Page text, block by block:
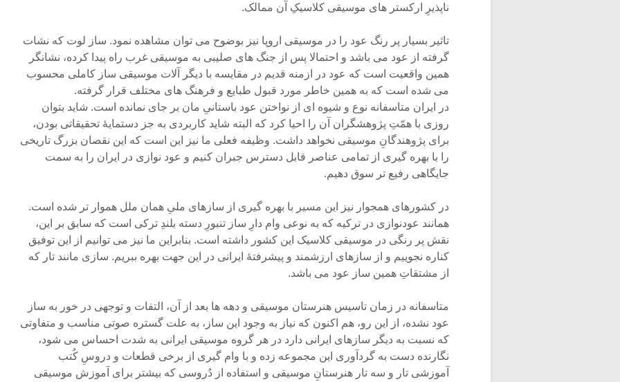
ناپذیرِ ارکستر های موسیقی کلاسیکِ آن ممالک.
تاثیر بسیار پر رنگ عود را در موسیقی اروپا نیز بوضوح می توان مشاهده نمود. ساز لوت که نشات
گرفته از عود می باشد و احتمالا پس از جنگ های صلیبی به موسیقی غرب راه پیدا کرده، نشانگر
همین واقعیت است که عود در ازمنه قدیم در مقایسه با دیگر آلات موسیقی ساز کاملی محسوب
می شده است که به همین خاطر مورد قبول طبایع و فرهنگ های مختلف قرار گرفته.
در ایران متاسفانه نوع و شیوه ای از نواختن عود باستانیِ مان بر جای نمانده است. شاید بتوان
روزی با همّتِ پژوهشگران آن را احیا کرد که البته شاید کاربردی به جز دستمایۀ تحقیقاتی بودن،
برای پژوهندگانِ موسیقی نخواهد داشت. وظیفه فعلی ما نیز این است که این نقصان بزرگ تاریخی
را با بهره گیری از تمامی عناصر قابل دسترس جبران کنیم و عود نوازی در ایران را به سمت
جایگاهی رفیع تر سوق دهیم.
در کشورهای همجوار نیز این مسیر با بهره گیری از سازهای ملیِ همان ملل هموار تر شده است.
همانند عودنوازی در ترکیه که به نوعی وام دارِ ساز تنبورِ دسته بلندِ ترکی است که سابق بر این،
نقش پر رنگی در موسیقی کلاسیک این کشور داشته است. بنابراین ما نیز می توانیم از این توفیق
کناره نجوییم و از سازهای ارزشمند و پیشرفتۀ ایرانی در این جهت بهره ببریم. سازی مانند تار که
از مشتقاتِ همین ساز عود می باشد.
متاسفانه در زمان تاسیس هنرستان موسیقی و دهه ها بعد از آن، التفات و توجهی در خور به ساز
عود نشده، از این رو، هم اکنون که نیاز به وجود این ساز، به علت گستره صوتی مناسب و متفاوتی
که نسبت به دیگر سازهای ایرانی دارد در هر گروه موسیقی ایرانی به شدت احساس می شود،
نگارنده دست به گردآوری این مجموعه زده و با وام گیری از برخی قطعات و دروسِ کُتب
آموزشی تار و سه تار هنرستانِ موسیقی و استفاده از دُروسی که بیشتر برای آموزش موسیقی